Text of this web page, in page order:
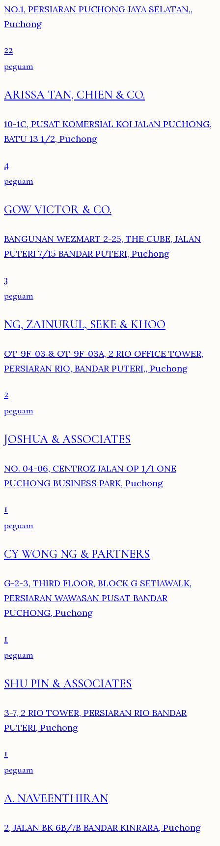
NO.1, PERSIARAN PUCHONG JAYA SELATAN,,
Puchong
22
peguam
ARISSA TAN, CHIEN & CO.
10-1C, PUSAT KOMERSIAL KOI JALAN PUCHONG,
BATU 13 1/2, Puchong
4
peguam
GOW VICTOR & CO.
BANGUNAN WEZMART 2-25, THE CUBE, JALAN
PUTERI 7/15 BANDAR PUTERI, Puchong
3
peguam
NG, ZAINURUL, SEKE & KHOO
OT-9F-03 & OT-9F-03A, 2 RIO OFFICE TOWER,
PERSIARAN RIO, BANDAR PUTERI,, Puchong
2
peguam
JOSHUA & ASSOCIATES
NO. 04-06, CENTROZ JALAN OP 1/1 ONE
PUCHONG BUSINESS PARK, Puchong
1
peguam
CY WONG NG & PARTNERS
G-2-3, THIRD FLOOR, BLOCK G SETIAWALK,
PERSIARAN WAWASAN PUSAT BANDAR
PUCHONG, Puchong
1
peguam
SHU PIN & ASSOCIATES
3-7, 2 RIO TOWER, PERSIARAN RIO BANDAR
PUTERI, Puchong
1
peguam
A. NAVEENTHIRAN
2, JALAN BK 6B/7B BANDAR KINRARA, Puchong